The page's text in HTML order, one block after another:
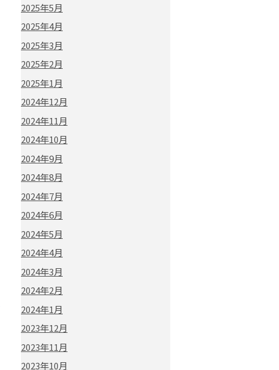
2025年5月
2025年4月
2025年3月
2025年2月
2025年1月
2024年12月
2024年11月
2024年10月
2024年9月
2024年8月
2024年7月
2024年6月
2024年5月
2024年4月
2024年3月
2024年2月
2024年1月
2023年12月
2023年11月
2023年10月